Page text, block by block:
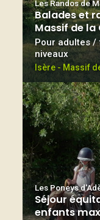
Les Randos de
Balades et
Massif de
Pour adultes /
niveaux
Isère - Massif
Les Poneys
Séjour
enfants